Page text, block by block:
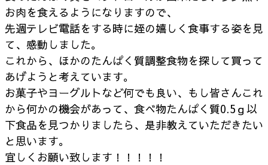
お肉を食えるようになりますので、
先週テレビ電話をする時に姪の嬉しく食事する姿を見
て、感動しました。
これから、ほかのたんぱく質調整食物を探して買って
あげようと考えています。
お菓子やヨーグルトなど何でも良い、もし皆さんこれ
から何かの機会があって、食べ物たんぱく質0.5ｇ以
下食品を見つかりましたら、是非教えていただきたい
と思います。
宜しくお願い致します！！！！！